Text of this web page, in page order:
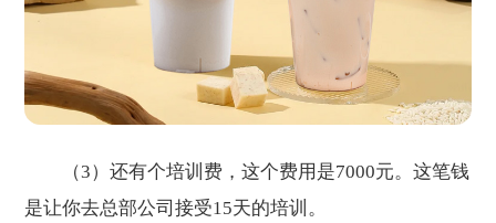
（3）还有个培训费，这个费用是7000元。这笔钱
是让你去总部公司接受15天的培训。